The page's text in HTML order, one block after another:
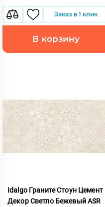
Заказ в 1 клик
В корзину
Idalgo Граните Стоун Цемент
Декор Светло Бежевый ASR